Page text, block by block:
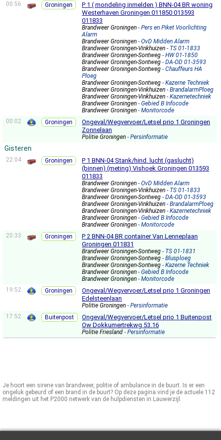
00:56
Groningen
P 1 ( mondeling inmelden ) BNN-04 BR woning
Westerhaven Groningen 011850 013593
011833
Brandweer Groningen - Pers en Piket Voorlichting
Alarm
Brandweer Groningen - OvD Midden Alarm
Brandweer Groningen-Vinkhuizen - TS 01-1833
Brandweer Groningen-Sontweg - HW 01-1850
Brandweer Groningen-Sontweg - DA-OD 01-3593
Brandweer Groningen-Sontweg - Chauffeurs HA
Ploeg
Brandweer Groningen-Sontweg - Kazerne Techniek
Brandweer Groningen-Vinkhuizen - BrandalarmPloeg
Brandweer Groningen-Vinkhuizen - Kazernetechniek
Brandweer Groningen - Gebied B Infocode
Brandweer Groningen - Monitorcode
00:02
Groningen
Ongeval/Wegvervoer/Letsel prio 1 Groningen
Zonnelaan
Politie Groningen - Persinformatie
Gisteren
22:04 Groningen
P 1 BNN-04 Stank/hind. lucht (gaslucht)
(binnen) (meting) Vishoek Groningen 013593
011833
Brandweer Groningen - OvD Midden Alarm
Brandweer Groningen-Vinkhuizen - TS 01-1833
Brandweer Groningen-Sontweg - DA-OD 01-3593
Brandweer Groningen-Vinkhuizen - BrandalarmPloeg
Brandweer Groningen-Vinkhuizen - Kazernetechniek
Brandweer Groningen - Gebied B Infocode
Brandweer Groningen - Monitorcode
20:33
Groningen
P 2 BNN-04 BR container Van Lenneplaan
Groningen 011831
Brandweer Groningen-Sontweg - TS 01-1831
Brandweer Groningen-Sontweg - Blusploeg
Brandweer Groningen-Sontweg - Kazerne Techniek
Brandweer Groningen - Gebied B Infocode
Brandweer Groningen - Monitorcode
19:52
Groningen
Ongeval/Wegvervoer/Letsel prio 1 Groningen
Edelsteenlaan
Politie Groningen - Persinformatie
17:52
Buitenpost
Ongeval/Wegvervoer/Letsel prio 1 Buitenpost
Ow Dokkumertrekwg 53.16
Politie Friesland - Persinformatie
Je hoort een sirene van brandweer, politie of ambulance in de buurt. Is er een
ongeluk gebeurd of een brand in de buurt? Op deze pagina vind je de actuele 112
meldingen uit het P2000 netwerk van de hulpdiensten in Lauwerzijl.